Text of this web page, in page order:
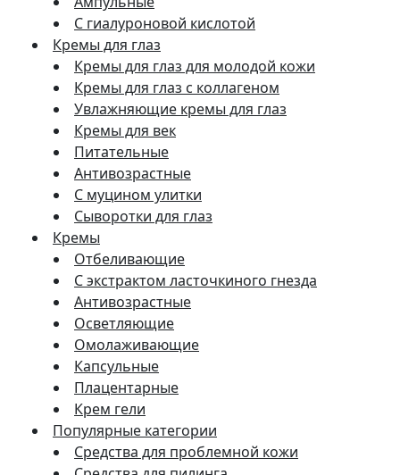
С гиалуроновой кислотой
Кремы для глаз
Кремы для глаз для молодой кожи
Кремы для глаз с коллагеном
Увлажняющие кремы для глаз
Кремы для век
Питательные
Антивозрастные
С муцином улитки
Сыворотки для глаз
Кремы
Отбеливающие
С экстрактом ласточкиного гнезда
Антивозрастные
Осветляющие
Омолаживающие
Капсульные
Плацентарные
Крем гели
Популярные категории
Средства для проблемной кожи